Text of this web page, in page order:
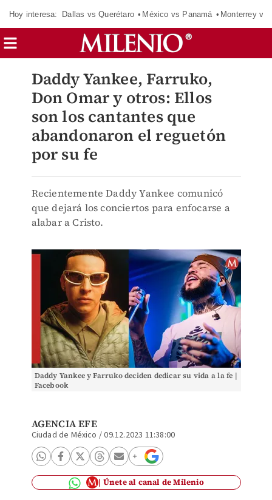
Hoy interesa: Dallas vs Querétaro México vs Panamá Monterrey vs
Daddy Yankee, Farruko,
Don Omar y otros: Ellos
son los cantantes que
abandonaron el reguetón
por su fe
Recientemente Daddy Yankee comunicó
que dejará los conciertos para enfocarse a
alabar a Cristo.
Daddy Yankee y Farruko deciden dedicar su vida a la fe |
Facebook
AGENCIA EFE
Ciudad de México /09.12.2023 11:38:00
Únete al canal de Milenio